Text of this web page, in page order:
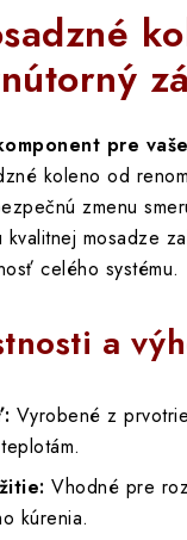
pre
koleno od
zmenu
mosadze
celého systému.
a
Vyrobené z
Vhodné pre
kúrenia.